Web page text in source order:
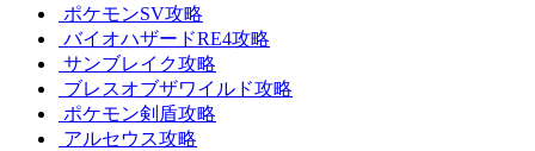
ポケモンSV攻略
バイオハザードRE4攻略
サンブレイク攻略
ブレスオブザワイルド攻略
ポケモン剣盾攻略
アルセウス攻略